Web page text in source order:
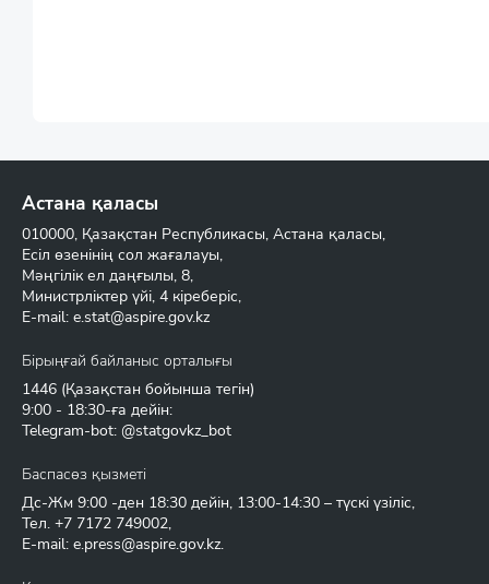
Астана қаласы
010000, Қазақстан Республикасы, Астана қаласы,
Есіл өзенінің сол жағалауы,
Мәңгілік ел даңғылы, 8,
Министрліктер үйі, 4 кіреберіс,
E-mail: e.stat@aspire.gov.kz
Бірыңғай байланыс орталығы
1446 (Қазақстан бойынша тегін)
9:00 - 18:30-ға дейін:
Telegram-bot: @statgovkz_bot
Баспасөз қызметі
Дс-Жм 9:00 -ден 18:30 дейін, 13:00-14:30 – түскі үзіліс,
Тел. +7 7172 749002,
E-mail: e.press@aspire.gov.kz.